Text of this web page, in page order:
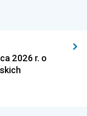
2026 r. o